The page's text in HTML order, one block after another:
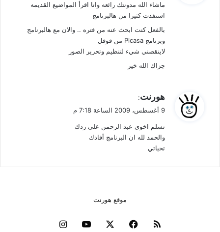
ل
ماشاء الله مدونتك رائعه وانا اقرأ المواضيع القديمه
استفدت كثيرا من هالبرنامج
بالفعل كنت ابحث عنه من فتره .. والان مع هالبرنامج
وبرنامج Picasa من قوقل
لاينقصني شيء لتنظيم وتحرير الصور
جزاك الله خير
ي
ق
ل
هورنت:
9 أغسطس، 2009 الساعة 7:18 م
تسلم اخوي عبد الرحمن على ردك
والحمد لله ان البرنامج أفادك
تحياتي
موقع هورنت
ملخصفيسبوك ‫YouTubeانستقرام